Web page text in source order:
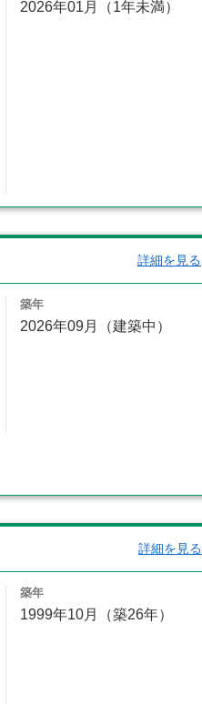
2026年01月（1年未満）
詳細を見る
築年
2026年09月（建築中）
詳細を見る
築年
1999年10月（築26年）